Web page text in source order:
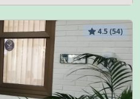
4.5 (54)